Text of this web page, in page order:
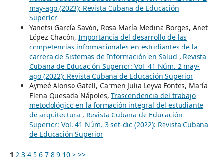
may-ago (2023): Revista Cubana de Educación
Superior
Yanetsi García Savón, Rosa María Medina Borges, Anet
López Chacón, Importancia del desarrollo de las
competencias informacionales en estudiantes de la
carrera de Sistemas de Información en Salud , Revista
Cubana de Educación Superior: Vol. 41 Núm. 2 may-
ago (2022): Revista Cubana de Educación Superior
Aymeé Alonso Gatell, Carmen Julia Leyva Fontes, María
Elena Quesada Nápoles, Trascendencia del trabajo
metodológico en la formación integral del estudiante
de arquitectura , Revista Cubana de Educación
Superior: Vol. 41 Núm. 3 set-dic (2022): Revista Cubana
de Educación Superior
1 2 3 4 5 6 7 8 9 10 > >>